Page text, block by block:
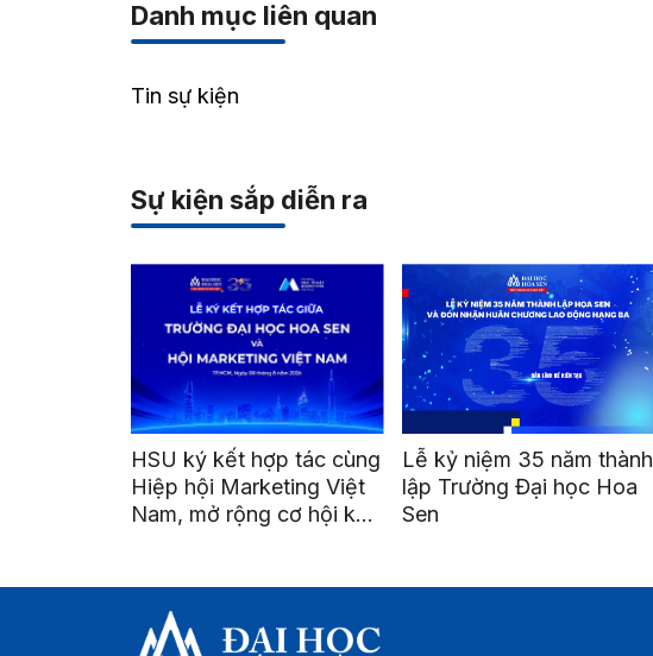
Danh mục liên quan
Tin sự kiện
Sự kiện sắp diễn ra
HSU ký kết hợp tác cùng
Hiệp hội Marketing Việt
Nam, mở rộng cơ hội kết
Lễ kỷ niệm 35 năm thành
lập Trường Đại học Hoa
Sen